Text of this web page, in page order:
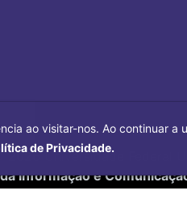
2026Universidade Federal
Informação e
ao visitar-nos. Ao continuar a
de Privacidade.